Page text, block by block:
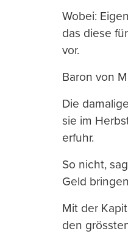
Wobei:
das diese
vor.
Baron von
Die
sie im
erfuhr.
So nicht,
Geld
Mit der
den